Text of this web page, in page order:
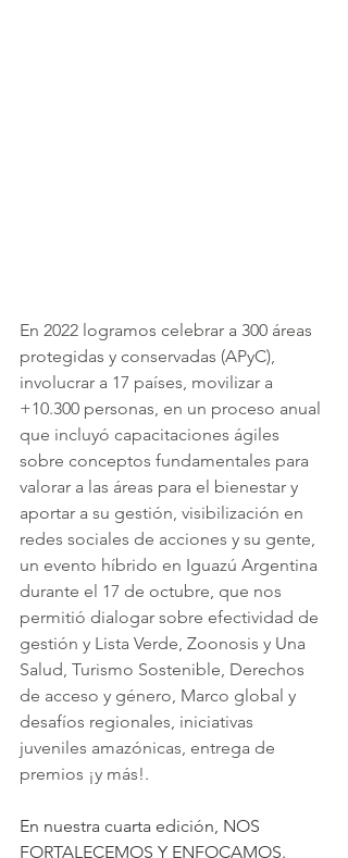
En 2022 logramos celebrar a 300 áreas
protegidas y conservadas (APyC),
involucrar a 17 países, movilizar a
+10.300 personas, en un proceso anual
que incluyó capacitaciones ágiles
sobre conceptos fundamentales para
valorar a las áreas para el bienestar y
aportar a su gestión, visibilización en
redes sociales de acciones y su gente,
un evento híbrido en Iguazú Argentina
durante el 17 de octubre, que nos
permitió dialogar sobre efectividad de
gestión y Lista Verde, Zoonosis y Una
Salud, Turismo Sostenible, Derechos
de acceso y género, Marco global y
desafíos regionales, iniciativas
juveniles amazónicas, entrega de
premios ¡y más!.
En nuestra cuarta edición, NOS
FORTALECEMOS Y ENFOCAMOS.